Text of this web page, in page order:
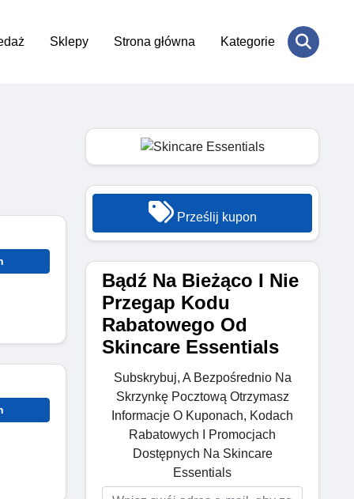
Sklepy Strona główna Kategorie
Prześlij kupon
Bądź Na Bieżąco I Nie
Przegap Kodu
Rabatowego Od
Skincare Essentials
Subskrybuj, A Bezpośrednio Na
Skrzynkę Pocztową Otrzymasz
Informacje O Kuponach, Kodach
Rabatowych I Promocjach
Dostępnych Na Skincare
Essentials